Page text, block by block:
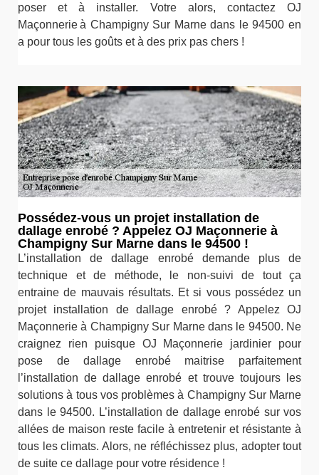
poser et à installer. Votre alors, contactez OJ
Maçonnerie à Champigny Sur Marne dans le 94500 en
a pour tous les goûts et à des prix pas chers !
Possédez-vous un projet installation de
dallage enrobé ? Appelez OJ Maçonnerie à
Champigny Sur Marne dans le 94500 !
L’installation de dallage enrobé demande plus de
technique et de méthode, le non-suivi de tout ça
entraine de mauvais résultats. Et si vous possédez un
projet installation de dallage enrobé ? Appelez OJ
Maçonnerie à Champigny Sur Marne dans le 94500. Ne
craignez rien puisque OJ Maçonnerie jardinier pour
pose de dallage enrobé maitrise parfaitement
l’installation de dallage enrobé et trouve toujours les
solutions à tous vos problèmes à Champigny Sur Marne
dans le 94500. L’installation de dallage enrobé sur vos
allées de maison reste facile à entretenir et résistante à
tous les climats. Alors, ne réfléchissez plus, adopter tout
de suite ce dallage pour votre résidence !